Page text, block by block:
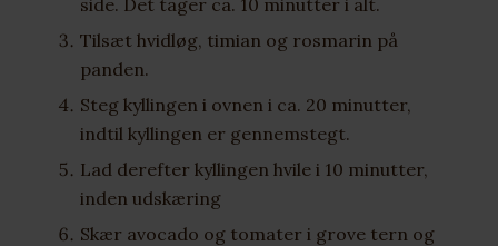
Tilsæt hvidløg, timian og rosmarin på
panden.
Steg kyllingen i ovnen i ca. 20 minutter,
indtil kyllingen er gennemstegt.
Lad derefter kyllingen hvile i 10 minutter,
inden udskæring
Skær avocado og tomater i grove tern og